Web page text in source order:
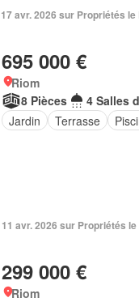
17 avr. 2026 sur Propriétés le
695 000 €
Riom
8 Pièces
4 Salles
Jardin
Terrasse
11 avr. 2026 sur Propriétés
299 000 €
Riom